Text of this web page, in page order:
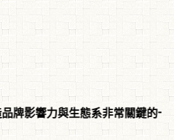
步生意,人人都能用 AI 建立自